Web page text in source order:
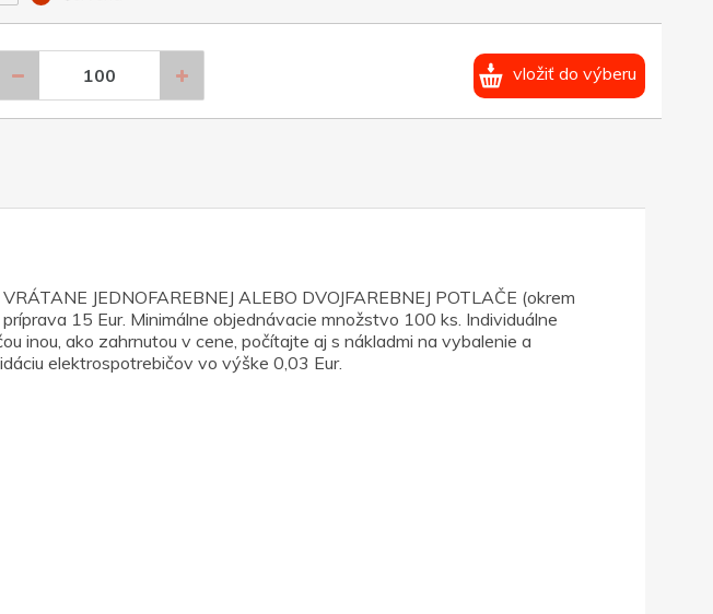
vložiť do výberu
JEDNOFAREBNEJ ALEBO DVOJFAREBNEJ POTLAČE (okrem
15 Eur. Minimálne objednávacie množstvo 100 ks. Individuálne
inou, ako zahrnutou v cene, počítajte aj s nákladmi na vybalenie a
elektrospotrebičov vo výške 0,03 Eur.